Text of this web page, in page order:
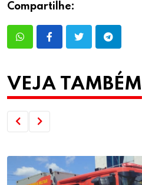
Compartilhe:
VEJA TAMBÉM